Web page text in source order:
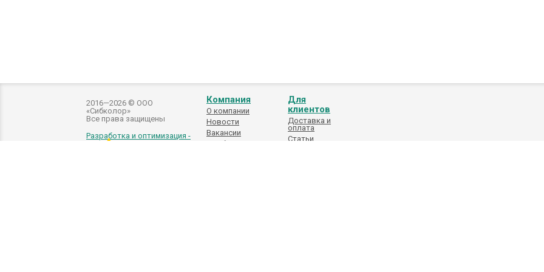
2016—2026 © ООО
«Сибколор»
Все права защищены
Разработка и оптимизация -
Компания
О компании
Новости
Вакансии
Подбор
Для
клиентов
Доставка и
оплата
Статьи